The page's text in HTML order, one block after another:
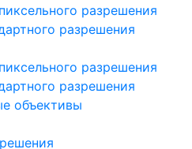
разрешения
разрешения
разрешения
разрешения
объективы